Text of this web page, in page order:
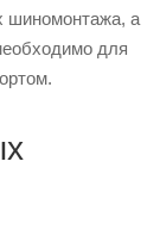
шиномонтажа, а
для